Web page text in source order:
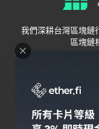
我們深耕台灣區塊鏈
區塊鏈
Grenade
關於我們
聯絡我們